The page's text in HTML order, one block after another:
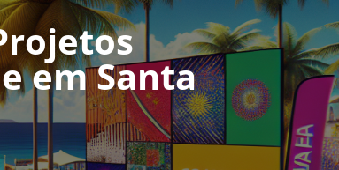
em Santa